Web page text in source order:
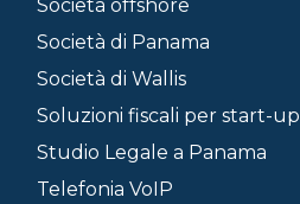
Società offshore
Società di Panama
Società di Wallis
Soluzioni fiscali per start-up
Studio Legale a Panama
Telefonia VoIP